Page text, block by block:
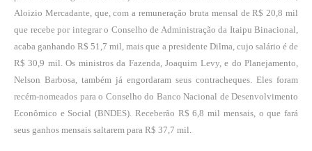
Aloizio Mercadante, que, com a remuneração bruta mensal de R$ 20,8 mil
que recebe por integrar o Conselho de Administração da Itaipu Binacional,
acaba ganhando R$ 51,7 mil, mais que a presidente Dilma, cujo salário é de
R$ 30,9 mil. Os ministros da Fazenda, Joaquim Levy, e do Planejamento,
Nelson Barbosa, também já engordaram seus contracheques. Eles foram
recém-nomeados para o Conselho do Banco Nacional de Desenvolvimento
Econômico e Social (BNDES). Receberão R$ 6,8 mil mensais, o que fará
seus ganhos mensais saltarem para R$ 37,7 mil.